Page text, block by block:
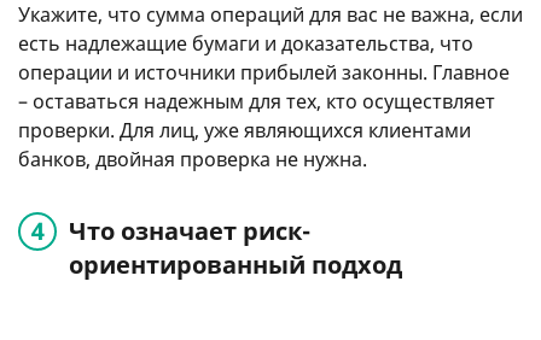
Укажите, что сумма операций для вас не важна, если
есть надлежащие бумаги и доказательства, что
операции и источники прибылей законны. Главное
– оставаться надежным для тех, кто осуществляет
проверки. Для лиц, уже являющихся клиентами
банков, двойная проверка не нужна.
Что означает риск-
ориентированный подход